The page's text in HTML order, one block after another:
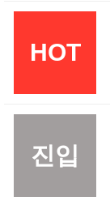
HOT
진입